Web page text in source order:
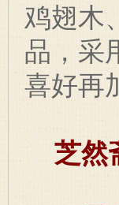
鸡翅木
品，采
喜好再
芝然